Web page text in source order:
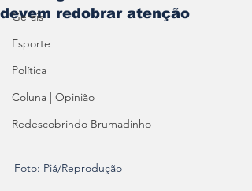
Gerais
Esporte
Política
Coluna | Opinião
Redescobrindo Brumadinho
devem redobrar atenção
Foto: Piá/Reprodução